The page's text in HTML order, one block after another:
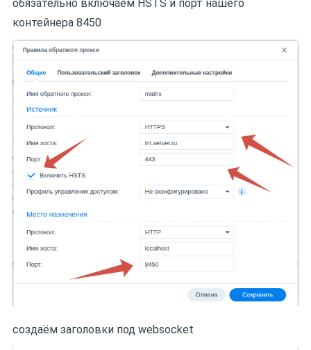
обязательно включаем HSTS и порт нашего
контейнера 8450
создаём заголовки под websocket